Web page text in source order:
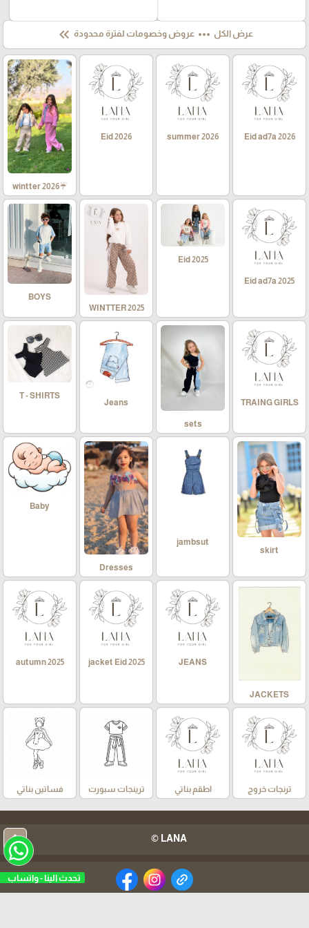
تحدث الينا - واتساب
عرض الكل more_horiz عروض وخصومات لفترة محدودة keyboard_double_arrow_left
Eid ad7a 2026
summer 2026
Eid 2026
☔wintter 2026
Eid ad7a 2025
Eid 2025
WINTTER 2025
BOYS
TRAING GIRLS
sets
Jeans
T - SHIRTS
skirt
jambsut
Dresses
Baby
JACKETS
JEANS
jacket Eid 2025
autumn 2025
ترنجات خروج اطقم بناتي ترينجات سبورت فساتين بناتي
LANA ©
arrow_upward